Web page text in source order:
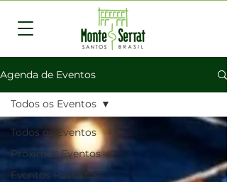
Agenda de Eventos
Todos os Eventos
Próximos Eventos
Eventos Passados
Todos os Eventos